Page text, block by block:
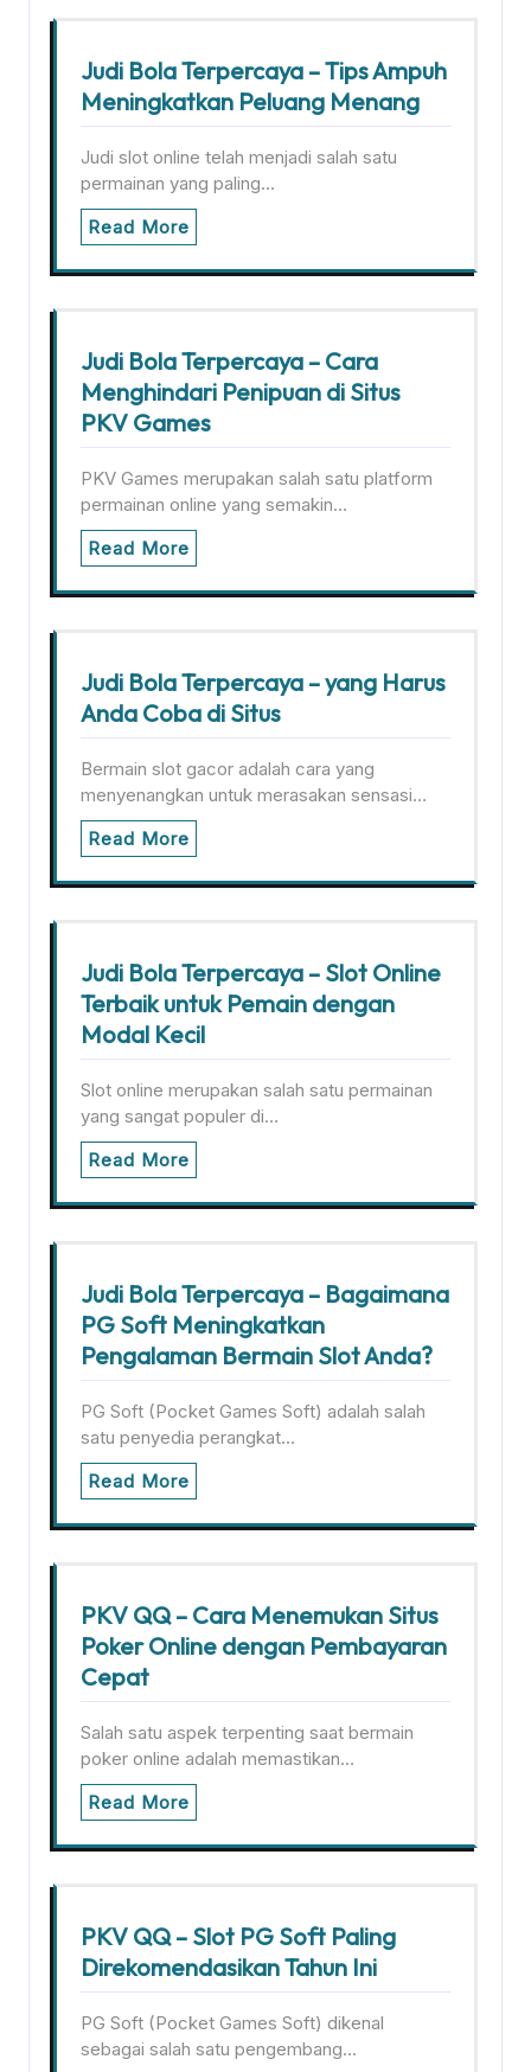
Judi Bola Terpercaya – Tips Ampuh
Meningkatkan Peluang Menang
Judi slot online telah menjadi salah satu
permainan yang paling…
Read More
Judi Bola Terpercaya – Cara
Menghindari Penipuan di Situs
PKV Games
PKV Games merupakan salah satu platform
permainan online yang semakin…
Read More
Judi Bola Terpercaya – yang Harus
Anda Coba di Situs
Bermain slot gacor adalah cara yang
menyenangkan untuk merasakan sensasi…
Read More
Judi Bola Terpercaya – Slot Online
Terbaik untuk Pemain dengan
Modal Kecil
Slot online merupakan salah satu permainan
yang sangat populer di…
Read More
Judi Bola Terpercaya – Bagaimana
PG Soft Meningkatkan
Pengalaman Bermain Slot Anda?
PG Soft (Pocket Games Soft) adalah salah
satu penyedia perangkat…
Read More
PKV QQ – Cara Menemukan Situs
Poker Online dengan Pembayaran
Cepat
Salah satu aspek terpenting saat bermain
poker online adalah memastikan…
Read More
PKV QQ – Slot PG Soft Paling
Direkomendasikan Tahun Ini
PG Soft (Pocket Games Soft) dikenal
sebagai salah satu pengembang…